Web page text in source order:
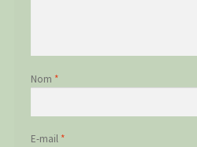
Nom *
E-mail *